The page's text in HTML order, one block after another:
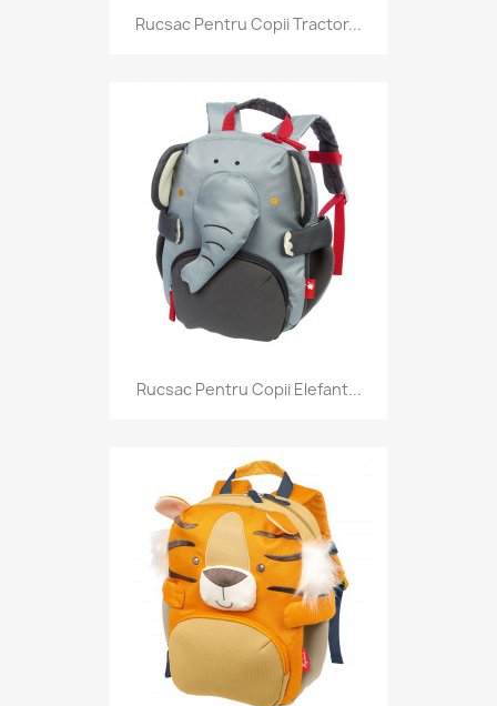
Rucsac Pentru Copii Tractor...
Rucsac Pentru Copii Elefant...